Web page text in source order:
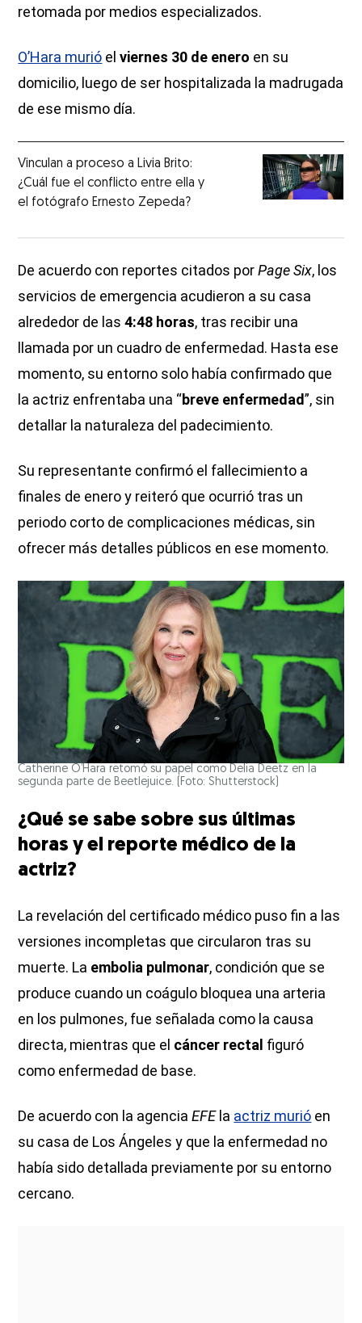
retomada por medios especializados.
O’Hara murió elviernes 30 de enero en su
domicilio, luego de ser hospitalizada la madrugada
de ese mismo día.
Vinculan a proceso a Livia Brito:
¿Cuál fue el conflicto entre ella y
el fotógrafo Ernesto Zepeda?
De acuerdo con reportes citados porPage Six, los
servicios de emergencia acudieron a su casa
alrededor de las4:48 horas, tras recibir una
llamada por un cuadro de enfermedad. Hasta ese
momento, su entorno solo había confirmado que
la actriz enfrentaba una “breve enfermedad”, sin
detallar la naturaleza del padecimiento.
Su representante confirmó el fallecimiento a
finales de enero y reiteró que ocurrió tras un
periodo corto de complicaciones médicas, sin
ofrecer más detalles públicos en ese momento.
Catherine O’Hara retomó su papel como Delia Deetz en la
segunda parte de Beetlejuice. (Foto: Shutterstock)
¿Qué se sabe sobre sus últimas
horas y el reporte médico de la
actriz?
La revelación del certificado médico puso fin a las
versiones incompletas que circularon tras su
muerte. La embolia pulmonar, condición que se
produce cuando un coágulo bloquea una arteria
en los pulmones, fue señalada como la causa
directa, mientras que el cáncer rectal figuró
como enfermedad de base.
De acuerdo con la agenciaEFEla actriz murió en
su casa de Los Ángeles y que la enfermedad no
había sido detallada previamente por su entorno
cercano.